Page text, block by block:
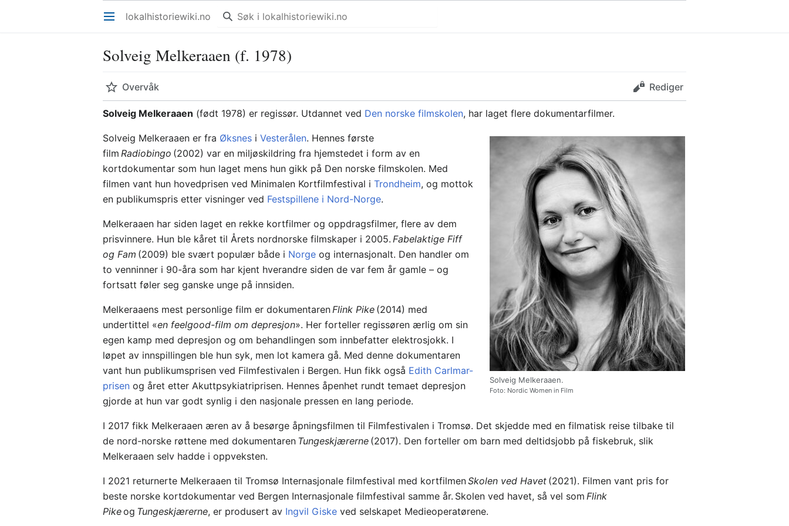
Åpne hovedmenyen lokalhistoriewiki.no
Solveig Melkeraaen (f. 1978)
Overvåk Rediger
Solveig Melkeraaen (født 1978) er regissør. Utdannet ved Den norske filmskolen, har laget flere dokumentarfilmer.
Solveig Melkeraaen.
Foto: Nordic Women in Film
Solveig Melkeraaen er fra Øksnes iVesterålen. Hennes første
filmRadiobingo (2002) var en miljøskildring fra hjemstedet i form av en
kortdokumentar som hun laget mens hun gikk på Den norske filmskolen. Med
filmen vant hun hovedprisen ved Minimalen Kortfilmfestival iTrondheim, og mottok
en publikumspris etter visninger ved Festspillene i Nord-Norge.
Melkeraaen har siden laget en rekke kortfilmer og oppdragsfilmer, flere av dem
prisvinnere. Hun ble kåret til Årets nordnorske filmskaper i 2005.Fabelaktige Fiff
og Fam (2009) ble svært populær både i Norge og internasjonalt. Den handler om
to venninner i 90-åra som har kjent hverandre siden de var fem år gamle – og
fortsatt føler seg ganske unge på innsiden.
Melkeraaens mest personlige film er dokumentarenFlink Pike (2014) med
undertittel «en feelgood-film om depresjon». Her forteller regissøren ærlig om sin
egen kamp med depresjon og om behandlingen som innbefatter elektrosjokk. I
løpet av innspillingen ble hun syk, men lot kamera gå. Med denne dokumentaren
vant hun publikumsprisen ved Filmfestivalen i Bergen. Hun fikk også Edith Carlmar-
prisen og året etter Akuttpsykiatriprisen. Hennes åpenhet rundt temaet depresjon
gjorde at hun var godt synlig i den nasjonale pressen en lang periode.
I 2017 fikk Melkeraaen æren av å besørge åpningsfilmen til Filmfestivalen i Tromsø. Det skjedde med en filmatisk reise tilbake til
de nord-norske røttene med dokumentaren Tungeskjærerne (2017). Den forteller om barn med deltidsjobb på fiskebruk, slik
Melkeraaen selv hadde i oppveksten.
I 2021 returnerte Melkeraaen til Tromsø Internasjonale filmfestival med kortfilmenSkolen ved Havet (2021). Filmen vant pris for
beste norske kortdokumentar ved Bergen Internasjonale filmfestival samme år. Skolen ved havet, så vel somFlink
Pikeog Tungeskjærerne, er produsert av Ingvil Giske ved selskapet Medieoperatørene.